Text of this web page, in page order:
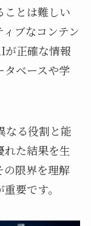
ことは難しい
ブなコンテン
が正確な情報
タベースや学
なる役割と能
れた結果を生
の限界を理解
要です。